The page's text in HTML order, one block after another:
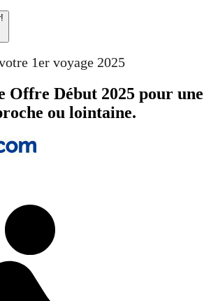
1er voyage 2025
Offre Début 2025 pour une
ou lointaine.